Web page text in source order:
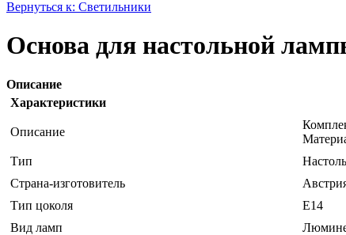
Вернуться к: Светильники
Основа для настольной
Описание
Характеристики
Описание
Тип
Страна-изготовитель
Тип цоколя
E14
Вид ламп